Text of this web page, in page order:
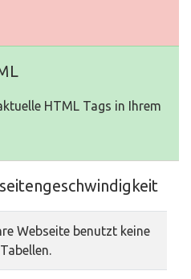
HTML Tags in Ihrem
Webseite benutzt keine